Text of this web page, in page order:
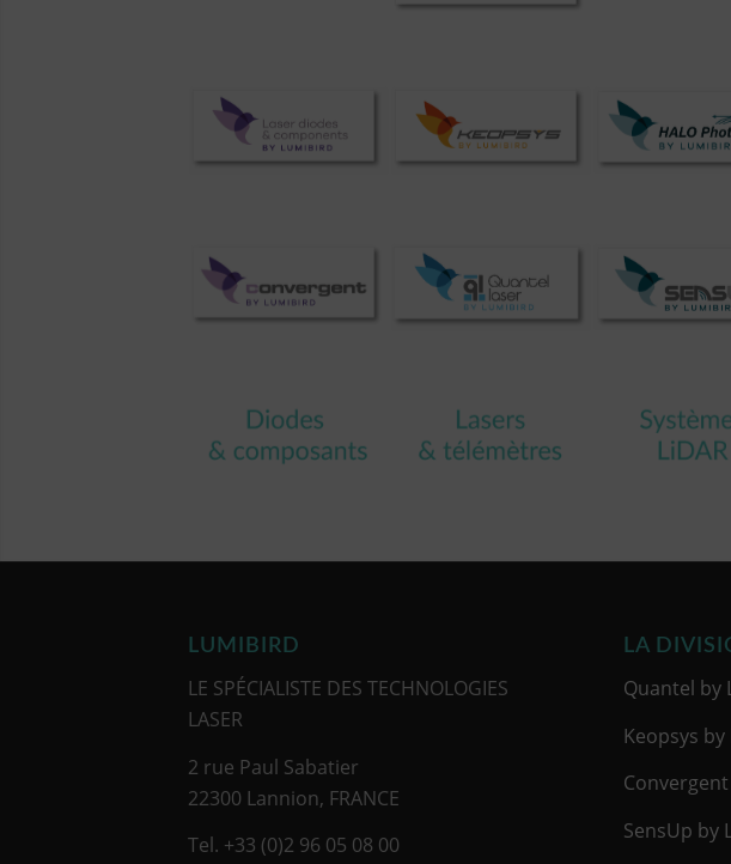
LUMIBIRD
LE SPÉCIALISTE DES TECHNOLOGIES
LASER
2 rue Paul Sabatier
22300 Lannion, FRANCE
Tel. +33 (0)2 96 05 08 00
LA
Quantel by
Keopsys by
Convergent
SensUp by